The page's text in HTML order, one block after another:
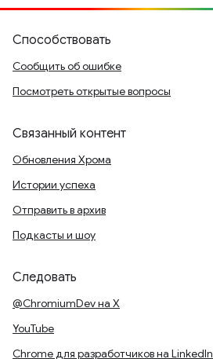
Способствовать
Сообщить об ошибке
Посмотреть открытые вопросы
Связанный контент
Обновления Хрома
Истории успеха
Отправить в архив
Подкасты и шоу
Следовать
@ChromiumDev на X
YouTube
Chrome для разработчиков на LinkedIn